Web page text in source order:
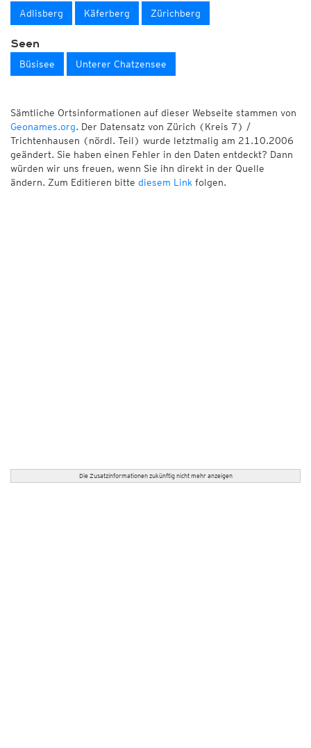
Adlisberg Käferberg Zürichberg
Seen
Büsisee Unterer Chatzensee
Sämtliche Ortsinformationen auf dieser Webseite stammen von
Geonames.org. Der Datensatz von Zürich (Kreis 7) /
Trichtenhausen (nördl. Teil) wurde letztmalig am 21.10.2006
geändert. Sie haben einen Fehler in den Daten entdeckt? Dann
würden wir uns freuen, wenn Sie ihn direkt in der Quelle
ändern. Zum Editieren bitte diesem Link folgen.
Die Zusatzinformationen zukünftig nicht mehr anzeigen